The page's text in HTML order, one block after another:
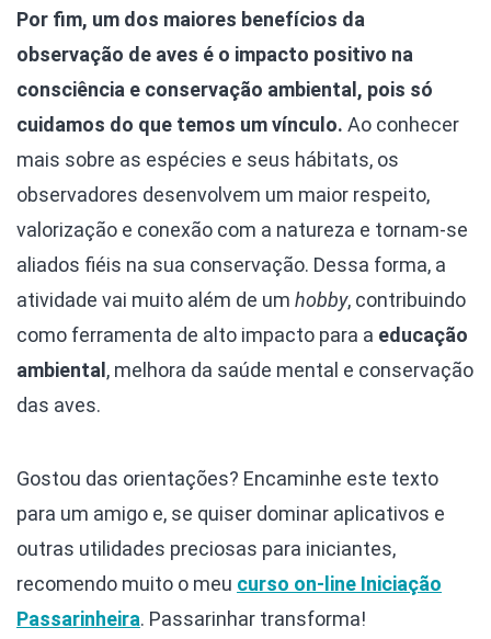
Por fim, um dos maiores benefícios da
observação de aves é o impacto positivo na
consciência e conservação ambiental, pois só
cuidamos do que temos um vínculo. Ao conhecer
mais sobre as espécies e seus hábitats, os
observadores desenvolvem um maior respeito,
valorização e conexão com a natureza e tornam-se
aliados fiéis na sua conservação. Dessa forma, a
atividade vai muito além de um hobby, contribuindo
como ferramenta de alto impacto para a educação
ambiental , melhora da saúde mental e conservação
das aves.
Gostou das orientações? Encaminhe este texto
para um amigo e, se quiser dominar aplicativos e
outras utilidades preciosas para iniciantes,
recomendo muito o meu curso on-line Iniciação
Passarinheira. Passarinhar transforma!